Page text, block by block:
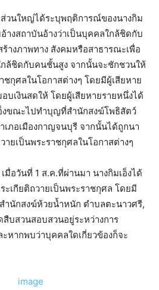
ส่วนใหญ่ได้ระบุพฤติการณ์ของนางกิม
างสถาบันอ้างว่าเป็นบุคคลใกล้ชิดกับ
างภาพทาง สังคมหรือสาธารณะเพื่อ
กล้ชิดกับคนชั้นสูง จากนั้นจะชักชวนให้
กุศลในโอกาสต่างๆ โดยมีผู้เสียหาย
บเงินสดให้ โดยผู้เสียหายรายหนึ่งได้
งขณะไปทำบุญที่สำนักสงฆ์โพธิสัตว์
ภอเมืองกาญจนบุรี จากนั้นได้ถูกนา
ยเป็นพระราชกุศลในโอกาสต่างๆ
มื่อวันที่ 1 ส.ค.ที่ผ่านมา นางกิมเอ็งได้
เกียติถวายเป็นพระราชกุศล โดยมี
ำนักสงฆ์ห้วยน้ำหนัก ตำบลตะนาวศรี,
บสวนสอบสวนอยู่ระหว่างการ
หากพบว่าบุคคลใดเกี่ยวข้องก็จะ